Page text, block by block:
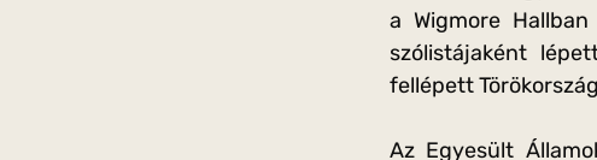
a Wigmore
szólistájaként
fellépett
Az Egyesült